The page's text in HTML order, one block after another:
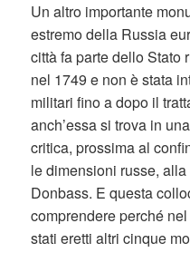
Un altro importante
estremo della Russia
città fa parte dello Stato
nel 1749 e non è stata
militari fino a dopo il
anch’essa si trova in
critica, prossima al
le dimensioni russe,
Donbass. E questa
comprendere perché
stati eretti altri cinque